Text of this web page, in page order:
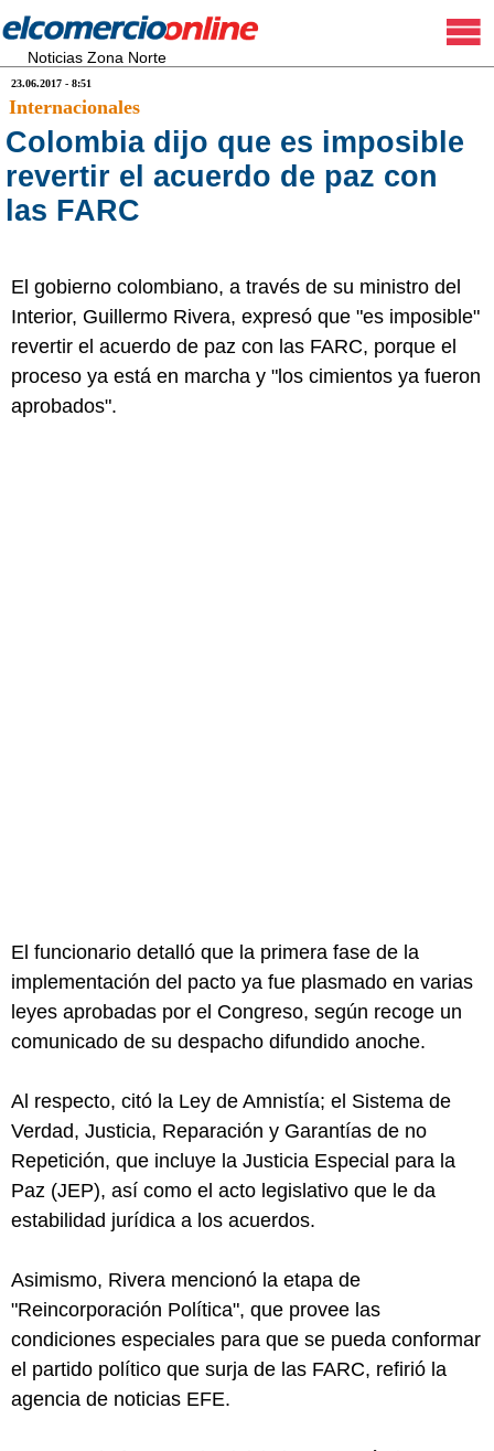
Noticias Zona Norte
23.06.2017 - 8:51
Internacionales
Colombia dijo que es imposible
revertir el acuerdo de paz con
las FARC
El gobierno colombiano, a través de su ministro del
Interior, Guillermo Rivera, expresó que "es imposible"
revertir el acuerdo de paz con las FARC, porque el
proceso ya está en marcha y "los cimientos ya fueron
aprobados".
El funcionario detalló que la primera fase de la
implementación del pacto ya fue plasmado en varias
leyes aprobadas por el Congreso, según recoge un
comunicado de su despacho difundido anoche.
Al respecto, citó la Ley de Amnistía; el Sistema de
Verdad, Justicia, Reparación y Garantías de no
Repetición, que incluye la Justicia Especial para la
Paz (JEP), así como el acto legislativo que le da
estabilidad jurídica a los acuerdos.
Asimismo, Rivera mencionó la etapa de
"Reincorporación Política", que provee las
condiciones especiales para que se pueda conformar
el partido político que surja de las FARC, refirió la
agencia de noticias EFE.